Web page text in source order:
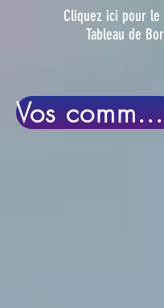
Vos commentaires
Cliquez ici pour le
Tableau de